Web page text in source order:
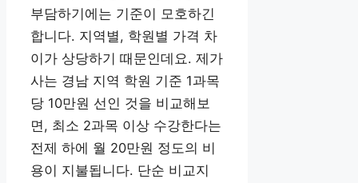
부담하기에는 기준이 모호하긴
합니다. 지역별, 학원별 가격 차
이가 상당하기 때문인데요. 제가
사는 경남 지역 학원 기준 1과목
당 10만원 선인 것을 비교해보
면, 최소 2과목 이상 수강한다는
전제 하에 월 20만원 정도의 비
용이 지불됩니다. 단순 비교지